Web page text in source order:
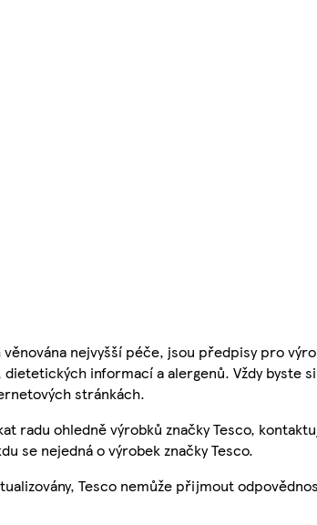
nejvyšší péče, jsou předpisy pro
informací a alergenů. Vždy byste
stránkách.
radu ohledně výrobků značky Tesco,
se nejedná o výrobek značky Tesco.
Tesco nemůže přijmout